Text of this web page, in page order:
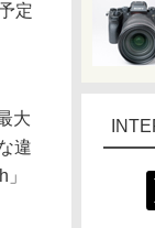
定
大
違